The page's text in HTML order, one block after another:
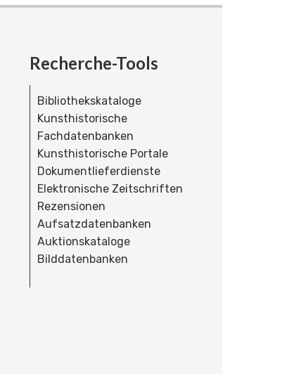
Recherche-Tools
Bibliothekskataloge
Kunsthistorische
Fachdatenbanken
Kunsthistorische Portale
Dokumentlieferdienste
Elektronische Zeitschriften
Rezensionen
Aufsatzdatenbanken
Auktionskataloge
Bilddatenbanken